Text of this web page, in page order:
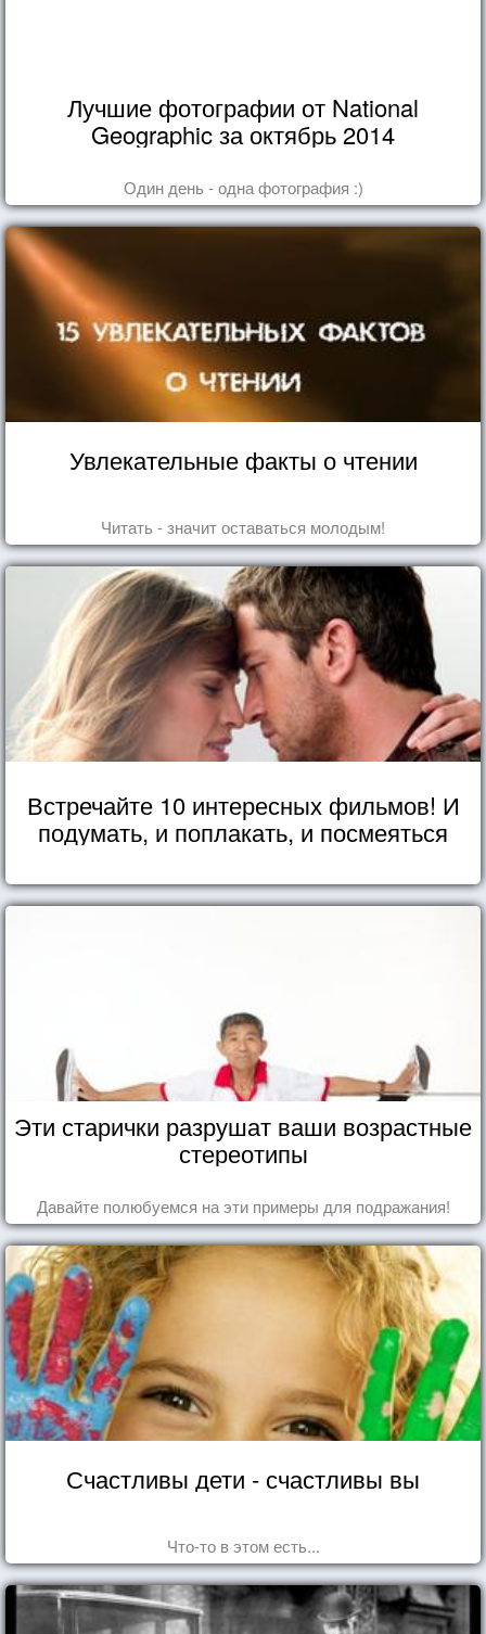
Лучшие фотографии от National
Geographic за октябрь 2014
Один день - одна фотография :)
Увлекательные факты о чтении
Читать - значит оставаться молодым!
Встречайте 10 интересных фильмов! И
подумать, и поплакать, и посмеяться
Эти старички разрушат ваши возрастные
стереотипы
Давайте полюбуемся на эти примеры для подражания!
Счастливы дети - счастливы вы
Что-то в этом есть...